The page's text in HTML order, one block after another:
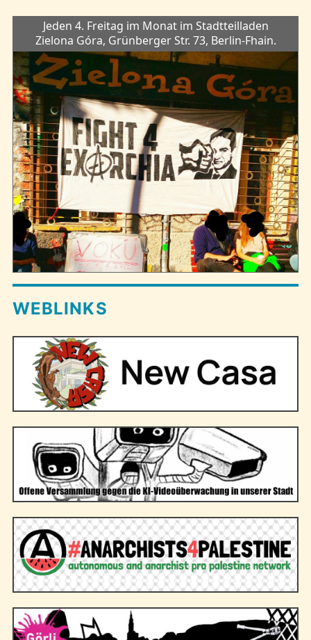
Jeden 4. Freitag im Monat im Stadtteilladen
Zielona Góra, Grünberger Str. 73, Berlin-Fhain.
WEBLINKS